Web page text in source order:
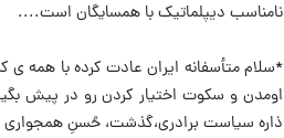
نامناسب دیپلماتیک با همسایگان است....
*سلام متأسفانه ایران عادت کرده با همه ی
اومدن و سکوت اختیار کردن رو در پیش
ذاره سیاست برادری،گذشت، حُسنِ همجواری